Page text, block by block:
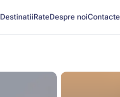
DestinatiiRateDespre noiContacte